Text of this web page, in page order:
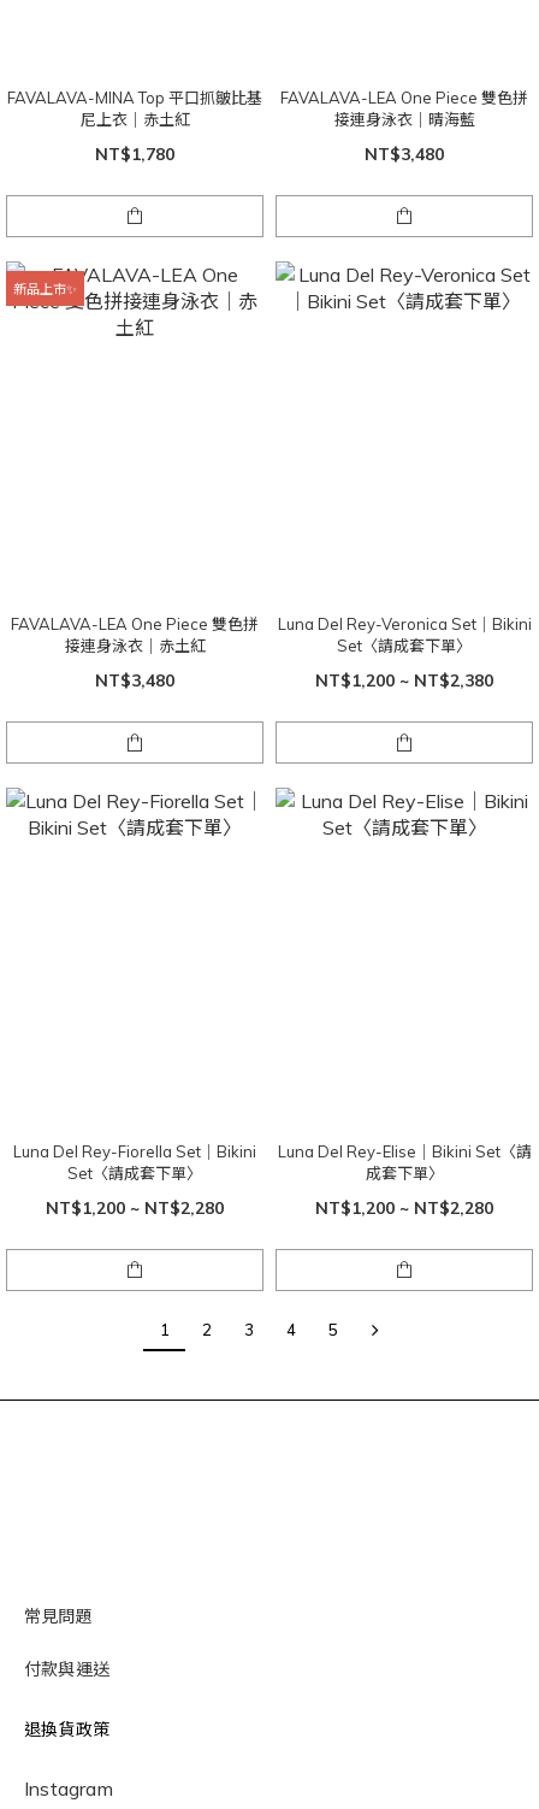
FAVALAVA-MINA Top 平口抓皺比基
尼上衣｜赤土紅
NT$1,780
FAVALAVA-LEA One Piece 雙色拼
接連身泳衣｜晴海藍
NT$3,480
新品上市✨
FAVALAVA-LEA One Piece 雙色拼
接連身泳衣｜赤土紅
NT$3,480
Luna Del Rey-Veronica Set｜Bikini
Set〈請成套下單〉
NT$1,200 ~ NT$2,380
Luna Del Rey-Fiorella Set｜Bikini
Set〈請成套下單〉
NT$1,200 ~ NT$2,280
Luna Del Rey-Elise｜Bikini Set〈請
成套下單〉
NT$1,200 ~ NT$2,280
1 2 3 4 5
常見問題
付款與運送
退換貨政策
Instagram